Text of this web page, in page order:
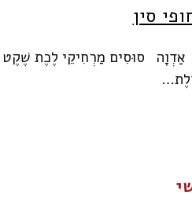
סין
אַדְוָה סוּסִים מַרְחִיקֵי לֶכֶת